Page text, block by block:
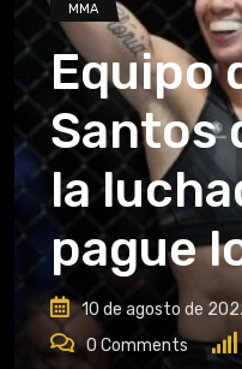
MMA
Equipo
Santos
la
pague
10 de agosto de
0 Comments